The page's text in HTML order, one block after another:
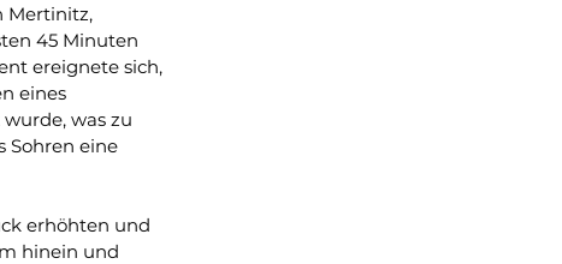
Mertinitz,
45 Minuten
ereignete sich,
eines
was zu
Sohren eine
erhöhten und
hinein und